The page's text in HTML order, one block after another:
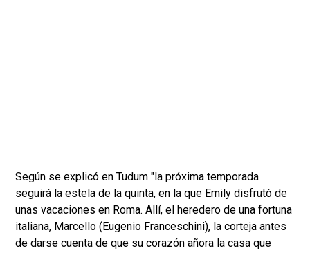
Según se explicó en Tudum "la próxima temporada
seguirá la estela de la quinta, en la que Emily disfrutó de
unas vacaciones en Roma. Allí, el heredero de una fortuna
italiana, Marcello (Eugenio Franceschini), la corteja antes
de darse cuenta de que su corazón añora la casa que